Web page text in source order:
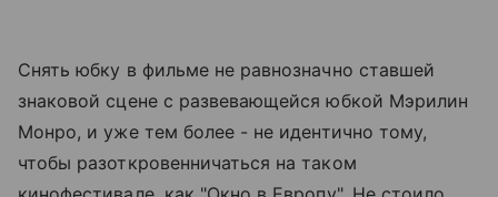
Снять юбку в фильме не равнозначно ставшей
знаковой сцене с развевающейся юбкой Мэрилин
Монро, и уже тем более - не идентично тому,
чтобы разоткровенничаться на таком